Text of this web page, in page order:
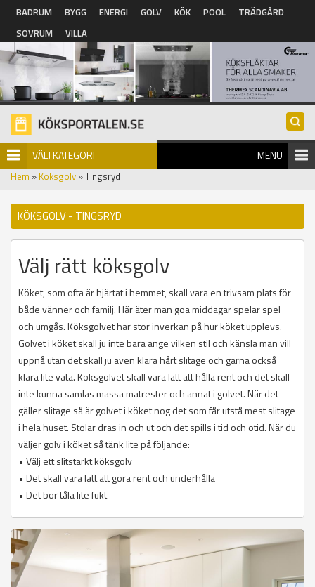
Hoppa till huvudinnehåll
BADRUM BYGG ENERGI GOLV KÖK POOL
TRÄDGÅRD
SOVRUM
VILLA
VÄLJ KATEGORI MENU
Hem » Köksgolv » Tingsryd
KÖKSGOLV - TINGSRYD
Välj rätt köksgolv
Köket, som ofta är hjärtat i hemmet, skall vara en trivsam plats för
både vänner och familj. Här äter man goa middagar spelar spel
och umgås. Köksgolvet har stor inverkan på hur köket upplevs.
Golvet i köket skall ju inte bara ange vilken stil och känsla man vill
uppnå utan det skall ju även klara hårt slitage och gärna också
klara lite väta. Köksgolvet skall vara lätt att hålla rent och det skall
inte kunna samlas massa matrester och annat i golvet. När det
gäller slitage så är golvet i köket nog det som får utstå mest slitage
i hela huset. Stolar dras in och ut och det spills i tid och otid. När du
väljer golv i köket så tänk lite på följande:
• Välj ett slitstarkt köksgolv
• Det skall vara lätt att göra rent och underhålla
• Det bör tåla lite fukt